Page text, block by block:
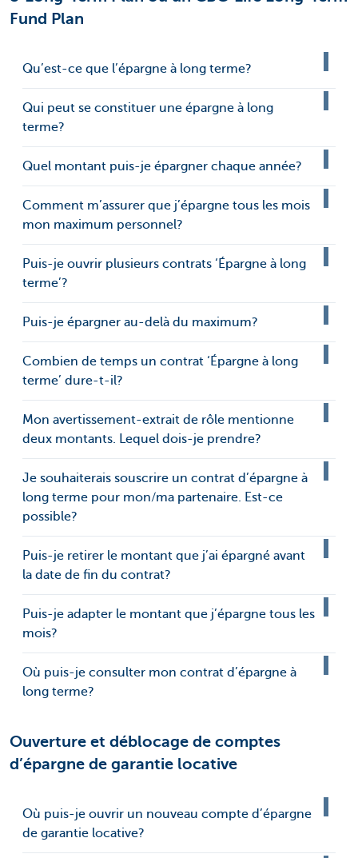
Fund Plan
Qu’est-ce que l’épargne à long terme?
Qui peut se constituer une épargne à long
terme?
Quel montant puis-je épargner chaque année?
Comment m’assurer que j’épargne tous les mois
mon maximum personnel?
Puis-je ouvrir plusieurs contrats ‘Épargne à long
terme’?
Puis-je épargner au-delà du maximum?
Combien de temps un contrat ‘Épargne à long
terme’ dure-t-il?
Mon avertissement-extrait de rôle mentionne
deux montants. Lequel dois-je prendre?
Je souhaiterais souscrire un contrat d’épargne à
long terme pour mon/ma partenaire. Est-ce
possible?
Puis-je retirer le montant que j’ai épargné avant
la date de fin du contrat?
Puis-je adapter le montant que j’épargne tous les
mois?
Où puis-je consulter mon contrat d’épargne à
long terme?
Ouverture et déblocage de comptes
d’épargne de garantie locative
Où puis-je ouvrir un nouveau compte d’épargne
de garantie locative?